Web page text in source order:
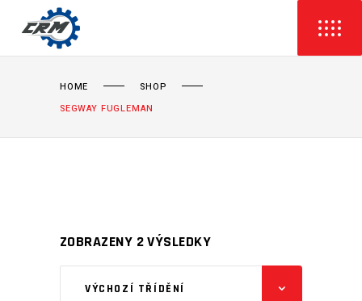
HOME
SHOP
SEGWAY FUGLEMAN
ZOBRAZENY 2 VÝSLEDKY
VÝCHOZÍ TŘÍDĚNÍ